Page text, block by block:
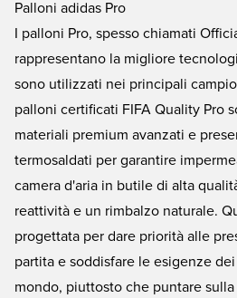
Palloni adidas Pro
I palloni Pro, spesso chiamati
rappresentano la migliore
sono utilizzati nei principali
palloni certificati FIFA Quality Pro
materiali premium avanzati e
termosaldati per garantire
camera d'aria in butile di alta
reattività e un rimbalzo naturale.
progettata per dare priorità alle
partita e soddisfare le esigenze
mondo, piuttosto che puntare sulla